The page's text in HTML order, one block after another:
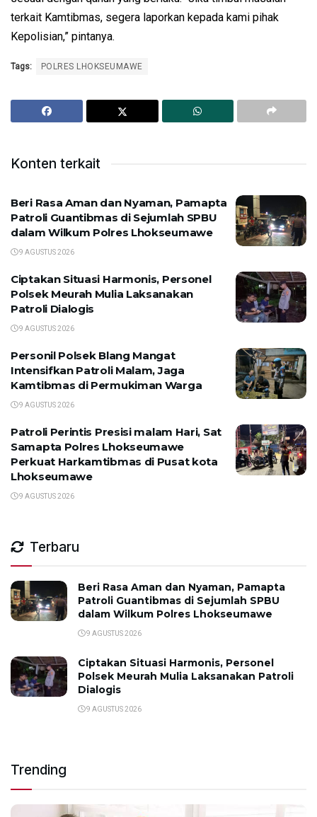
terkait Kamtibmas, segera laporkan kepada kami pihak
Kepolisian,” pintanya.
Tags: POLRES LHOKSEUMAWE
Konten terkait
Beri Rasa Aman dan Nyaman, Pamapta
Patroli Guantibmas di Sejumlah SPBU
dalam Wilkum Polres Lhokseumawe
9 AGUSTUS 2026
Ciptakan Situasi Harmonis, Personel
Polsek Meurah Mulia Laksanakan
Patroli Dialogis
9 AGUSTUS 2026
Personil Polsek Blang Mangat
Intensifkan Patroli Malam, Jaga
Kamtibmas di Permukiman Warga
9 AGUSTUS 2026
Patroli Perintis Presisi malam Hari, Sat
Samapta Polres Lhokseumawe
Perkuat Harkamtibmas di Pusat kota
Lhokseumawe
9 AGUSTUS 2026
Terbaru
Beri Rasa Aman dan Nyaman, Pamapta
Patroli Guantibmas di Sejumlah SPBU
dalam Wilkum Polres Lhokseumawe
9 AGUSTUS 2026
Ciptakan Situasi Harmonis, Personel
Polsek Meurah Mulia Laksanakan Patroli
Dialogis
9 AGUSTUS 2026
Trending